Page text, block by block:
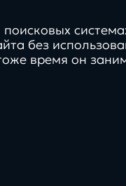
без
время он